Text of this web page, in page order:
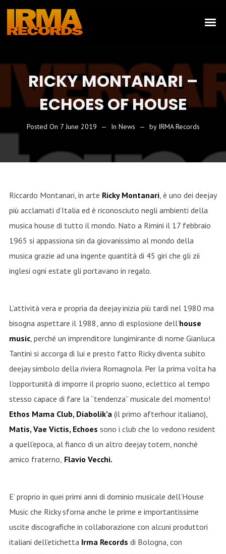
RICKY MONTANARI –
ECHOES OF HOUSE
Posted On 7 June 2019 In News by IRMA Records
Riccardo Montanari, in arte Ricky Montanari, è uno dei deejay
più acclamati d’Italia ed è riconosciuto negli ambienti della
musica house di tutto il mondo. Nato a Rimini il 17 febbraio
1965 si appassiona sin da giovanissimo al mondo della
musica grazie ad una ingente quantità di 45 giri che gli zii
inglesi ogni estate gli portavano in regalo.
L’attività vera e propria da deejay inizia più tardi nel 1980 ma
bisogna aspettare il 1988, anno di esplosione dell’house
music, perché un imprenditore lungimirante di nome Gianluca
Tantini si accorga di lui e presto fatto Ricky diventa subito
deejay simbolo della riviera Romagnola. Per la prima volta ha
l’opportunità di imporre il proprio suono, eclettico al tempo
stesso capace di fare la “tendenza” musicale del momento!
Ethos Mama Club, Diabolik’a(il primo afterhour italiano),
Matis, Vae Victis, Echoes sono i club che lo vedono resident
a quell’epoca, al fianco di un altro deejay totem, nonchè
amico fraterno, Flavio Vecchi.
E’ proprio in quei primi anni di dominio musicale dell’House
Music che Ricky sforna anche le prime e importantissime
uscite discografiche in collaborazione con alcuni produttori
italiani dell’etichetta Irma Records di Bologna, con